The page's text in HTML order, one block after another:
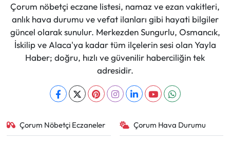
Çorum nöbetçi eczane listesi, namaz ve ezan vakitleri,
anlık hava durumu ve vefat ilanları gibi hayati bilgiler
güncel olarak sunulur. Merkezden Sungurlu, Osmancık,
İskilip ve Alaca'ya kadar tüm ilçelerin sesi olan Yayla
Haber; doğru, hızlı ve güvenilir haberciliğin tek
adresidir.
Çorum Nöbetçi Eczaneler Çorum Hava Durumu